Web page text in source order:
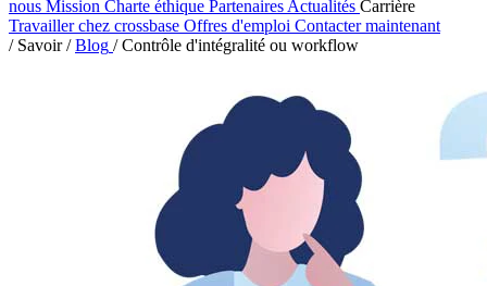
nous Mission Charte éthique Partenaires Actualités Carrière
Travailler chez crossbase Offres d'emploi Contacter maintenant
/ Savoir / Blog / Contrôle d'intégralité ou workflow